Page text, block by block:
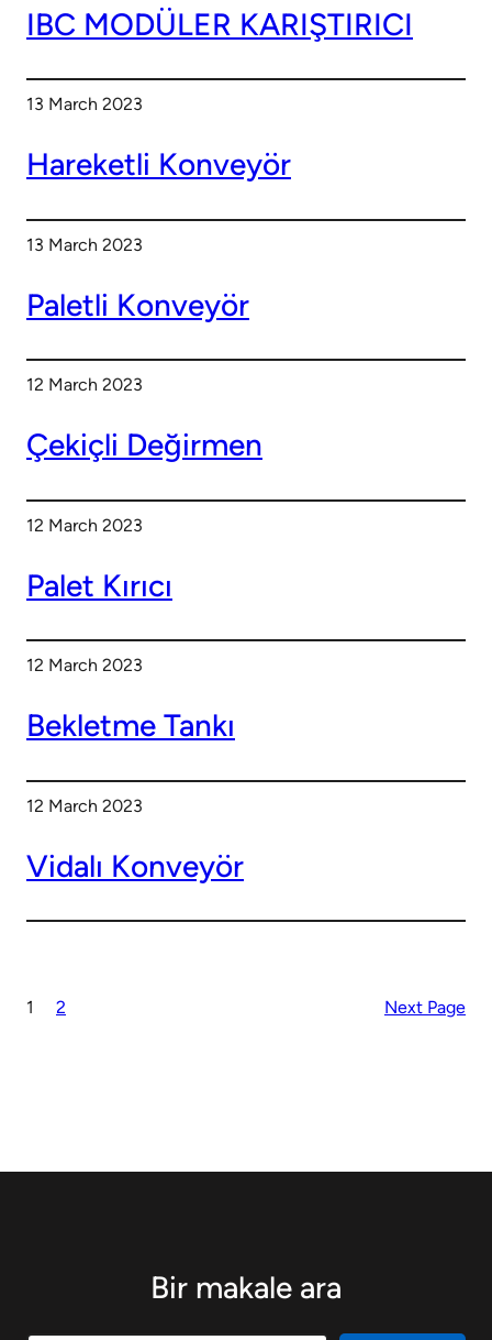
IBC MODÜLER KARIŞTIRICI
13 March 2023
Hareketli Konveyör
13 March 2023
Paletli Konveyör
12 March 2023
Çekiçli Değirmen
12 March 2023
Palet Kırıcı
12 March 2023
Bekletme Tankı
12 March 2023
Vidalı Konveyör
1 2 Next Page
Bir makale ara